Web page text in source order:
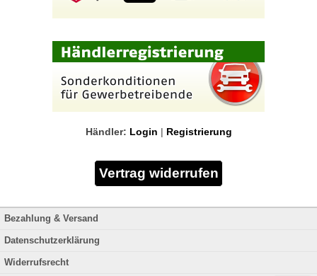
Händler: Login | Registrierung
Bezahlung & Versand
Datenschutzerklärung
Widerrufsrecht